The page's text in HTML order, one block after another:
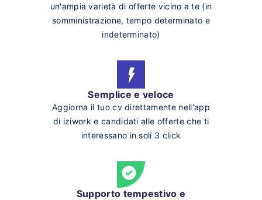
un'ampia varietà di offerte vicino a te (in
somministrazione, tempo determinato e
indeterminato)
Semplice e veloce
Aggiorna il tuo cv direttamente nell'app
di iziwork e candidati alle offerte che ti
interessano in soli 3 click
Supporto tempestivo e